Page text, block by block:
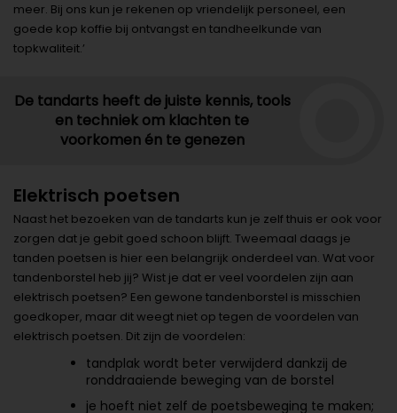
meer. Bij ons kun je rekenen op vriendelijk personeel, een
goede kop koffie bij ontvangst en tandheelkunde van
topkwaliteit.’
De tandarts heeft de juiste kennis, tools
en techniek om klachten te
voorkomen én te genezen
Elektrisch poetsen
Naast het bezoeken van de tandarts kun je zelf thuis er ook voor
zorgen dat je gebit goed schoon blijft. Tweemaal daags je
tanden poetsen is hier een belangrijk onderdeel van. Wat voor
tandenborstel heb jij? Wist je dat er veel voordelen zijn aan
elektrisch poetsen? Een gewone tandenborstel is misschien
goedkoper, maar dit weegt niet op tegen de voordelen van
elektrisch poetsen. Dit zijn de voordelen:
tandplak wordt beter verwijderd dankzij de
ronddraaiende beweging van de borstel
je hoeft niet zelf de poetsbeweging te maken;